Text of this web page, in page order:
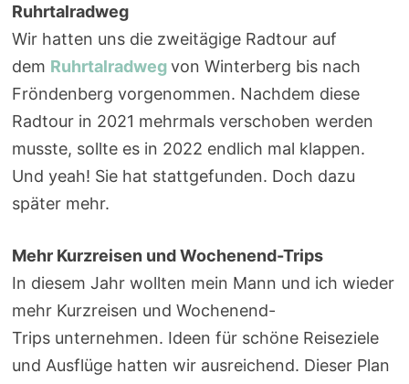
Ruhrtalradweg
Wir hatten uns die zweitägige Radtour auf
dem Ruhrtalradwegvon Winterberg bis nach
Fröndenberg vorgenommen. Nachdem diese
Radtour in 2021 mehrmals verschoben werden
musste, sollte es in 2022 endlich mal klappen.
Und yeah! Sie hat stattgefunden. Doch dazu
später mehr.
Mehr Kurzreisen und Wochenend-Trips
In diesem Jahr wollten mein Mann und ich wieder
mehr Kurzreisen und Wochenend-
Trips unternehmen. Ideen für schöne Reiseziele
und Ausflüge hatten wir ausreichend. Dieser Plan